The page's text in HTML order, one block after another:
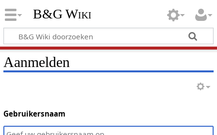
B&G Wiki
Aanmelden
Gebruikersnaam